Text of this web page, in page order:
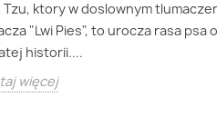
Tzu, ktory w doslownym
"Lwi Pies", to urocza rasa psa
historii....
więcej